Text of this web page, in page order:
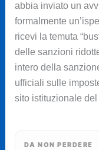
abbia inviato un
formalmente
ricevi la temuta
delle sanzioni
intero della
ufficiali sulle
sito istituzionale del
DA NON PERDERE